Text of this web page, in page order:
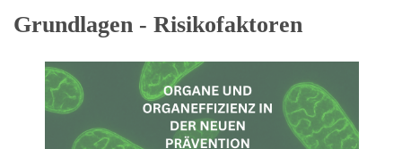
Grundlagen - Risikofaktoren